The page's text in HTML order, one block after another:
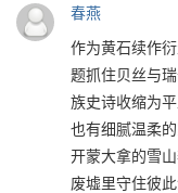
春燕
作为黄石续作
题抓住贝丝与
族史诗收缩为
也有细腻温柔
开蒙大拿的雪
废墟里守住彼